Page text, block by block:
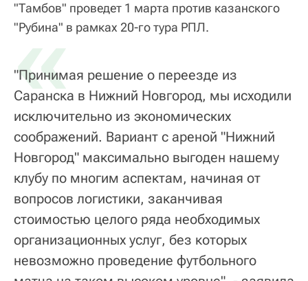
"Тамбов" проведет 1 марта против казанского
"Рубина" в рамках 20-го тура РПЛ.
«
"Принимая решение о переезде из
Саранска в Нижний Новгород, мы исходили
исключительно из экономических
соображений. Вариант с ареной "Нижний
Новгород" максимально выгоден нашему
клубу по многим аспектам, начиная от
вопросов логистики, заканчивая
стоимостью целого ряда необходимых
организационных услуг, без которых
невозможно проведение футбольного